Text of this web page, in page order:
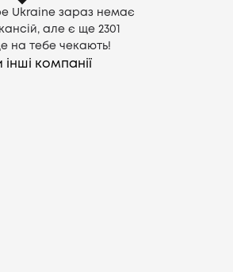
Ukraine зараз немає
але є ще 2301
на тебе чекають!
компанії